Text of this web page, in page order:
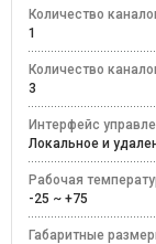
Количество
1
Количество
3
Интерфейс
Локальное и
Рабочая
-25 ~ +75
Габаритные